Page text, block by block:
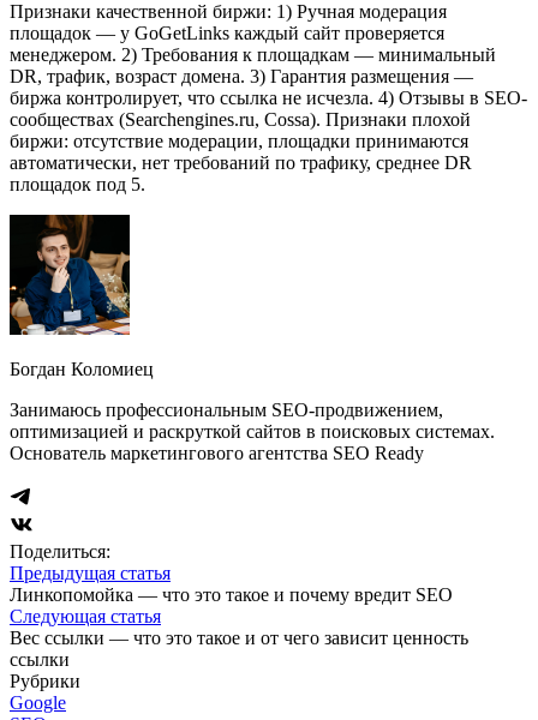
Признаки качественной биржи: 1) Ручная модерация
площадок — у GoGetLinks каждый сайт проверяется
менеджером. 2) Требования к площадкам — минимальный
DR, трафик, возраст домена. 3) Гарантия размещения —
биржа контролирует, что ссылка не исчезла. 4) Отзывы в SEO-
сообществах (Searchengines.ru, Cossa). Признаки плохой
биржи: отсутствие модерации, площадки принимаются
автоматически, нет требований по трафику, среднее DR
площадок под 5.
Богдан Коломиец
Занимаюсь профессиональным SEO-продвижением,
оптимизацией и раскруткой сайтов в поисковых системах.
Основатель маркетингового агентства SEO Ready
Поделиться:
Предыдущая статья
Линкопомойка — что это такое и почему вредит SEO
Следующая статья
Вес ссылки — что это такое и от чего зависит ценность
ссылки
Рубрики
Google